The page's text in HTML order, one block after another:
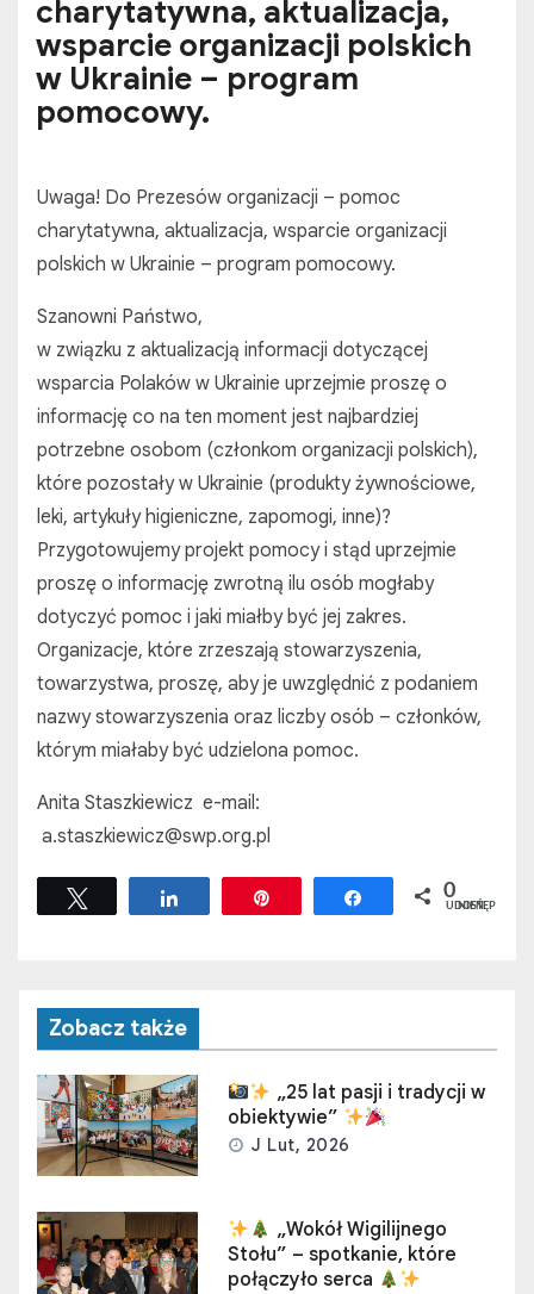
charytatywna, aktualizacja,
wsparcie organizacji polskich
w Ukrainie – program
pomocowy.
Uwaga! Do Prezesów organizacji – pomoc
charytatywna, aktualizacja, wsparcie organizacji
polskich w Ukrainie – program pomocowy.
Szanowni Państwo,
w związku z aktualizacją informacji dotyczącej
wsparcia Polaków w Ukrainie uprzejmie proszę o
informację co na ten moment jest najbardziej
potrzebne osobom (członkom organizacji polskich),
które pozostały w Ukrainie (produkty żywnościowe,
leki, artykuły higieniczne, zapomogi, inne)?
Przygotowujemy projekt pomocy i stąd uprzejmie
proszę o informację zwrotną ilu osób mogłaby
dotyczyć pomoc i jaki miałby być jej zakres.
Organizacje, które zrzeszają stowarzyszenia,
towarzystwa, proszę, aby je uwzględnić z podaniem
nazwy stowarzyszenia oraz liczby osób – członków,
którym miałaby być udzielona pomoc.
Anita Staszkiewicz e-mail:
a.staszkiewicz@swp.org.pl
Udostępnij Udostępnij
0
UDOSTĘPNIEŃ
Zobacz także
„25 lat pasji i tradycji w
obiektywie”
J Lut, 2026
„Wokół Wigilijnego
Stołu” – spotkanie, które
połączyło serca